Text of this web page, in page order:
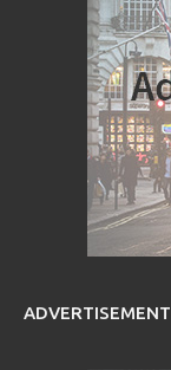
ADVERTISEMENT